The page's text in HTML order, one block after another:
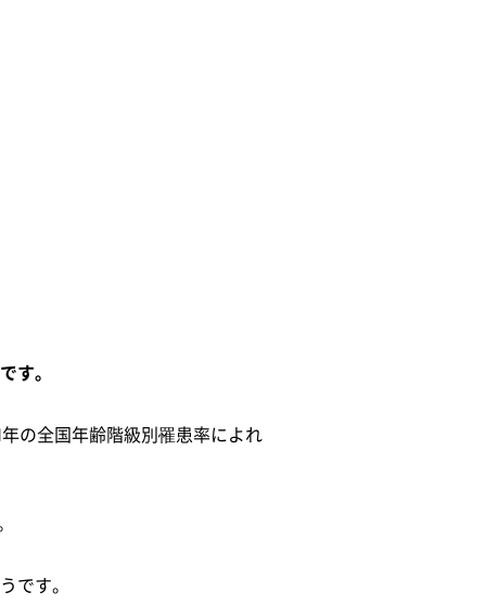
す。
の全国年齢階級別罹患率によれ
です。